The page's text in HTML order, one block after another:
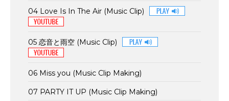
04 Love Is In The Air (Music Clip)
05 恋音と雨空 (Music Clip)
06 Miss you (Music Clip Making)
07 PARTY IT UP (Music Clip Making)